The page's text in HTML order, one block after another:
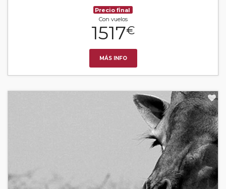
Precio final
Con vuelos
1517€
MÁS INFO